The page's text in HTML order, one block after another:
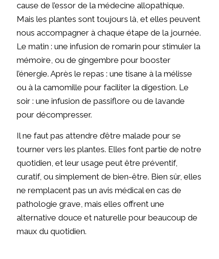
cause de l’essor de la médecine allopathique.
Mais les plantes sont toujours là, et elles peuvent
nous accompagner à chaque étape de la journée.
Le matin : une infusion de romarin pour stimuler la
mémoire, ou de gingembre pour booster
l’énergie. Après le repas : une tisane à la mélisse
ou à la camomille pour faciliter la digestion. Le
soir : une infusion de passiflore ou de lavande
pour décompresser.
Il ne faut pas attendre d’être malade pour se
tourner vers les plantes. Elles font partie de notre
quotidien, et leur usage peut être préventif,
curatif, ou simplement de bien-être. Bien sûr, elles
ne remplacent pas un avis médical en cas de
pathologie grave, mais elles offrent une
alternative douce et naturelle pour beaucoup de
maux du quotidien.